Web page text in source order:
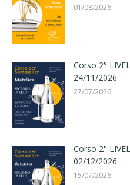
01/08/2026
Corso 2°
24/11/2026
27/07/2026
Corso 2°
02/12/2026
15/07/2026